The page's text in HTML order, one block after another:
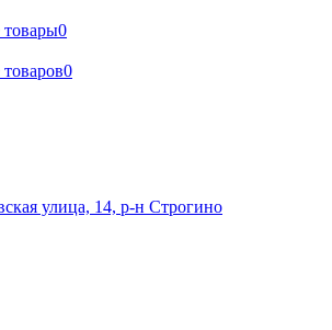
0
0
улица, 14, р-н Строгино